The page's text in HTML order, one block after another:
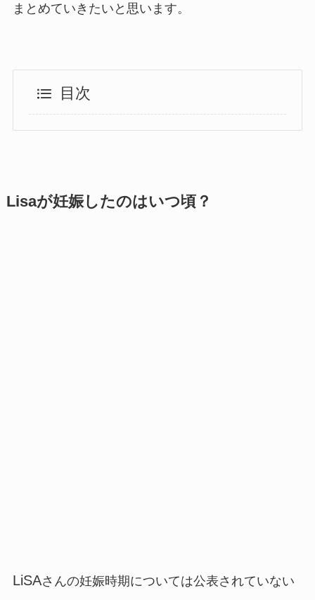
まとめていきたいと思います。
目次
Lisaが妊娠したのはいつ頃？
LiSAさんの妊娠時期については公表されていない